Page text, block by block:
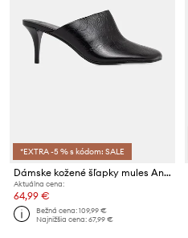
*EXTRA -5 % s kódom: SALE
Dámske kožené šľapky mules Answear.LAB z kolekcie Unscripted
Aktuálna cena:
64,99 €
Bežná cena:109,99 €
Najnižšia cena:67,99 €